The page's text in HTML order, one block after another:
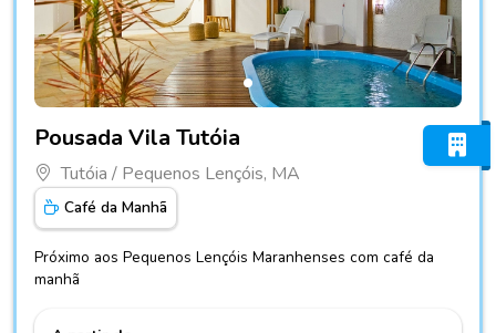
Pousada Vila Tutóia
Tutóia / Pequenos Lençóis, MA
Café da Manhã
Próximo aos Pequenos Lençóis Maranhenses com café da
manhã